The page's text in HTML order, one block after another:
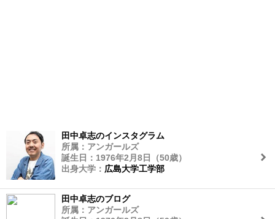
田中卓志のインスタグラム
所属：アンガールズ
誕生日：1976年2月8日（50歳）
出身大学： 広島大学工学部
田中卓志のブログ
所属：アンガールズ